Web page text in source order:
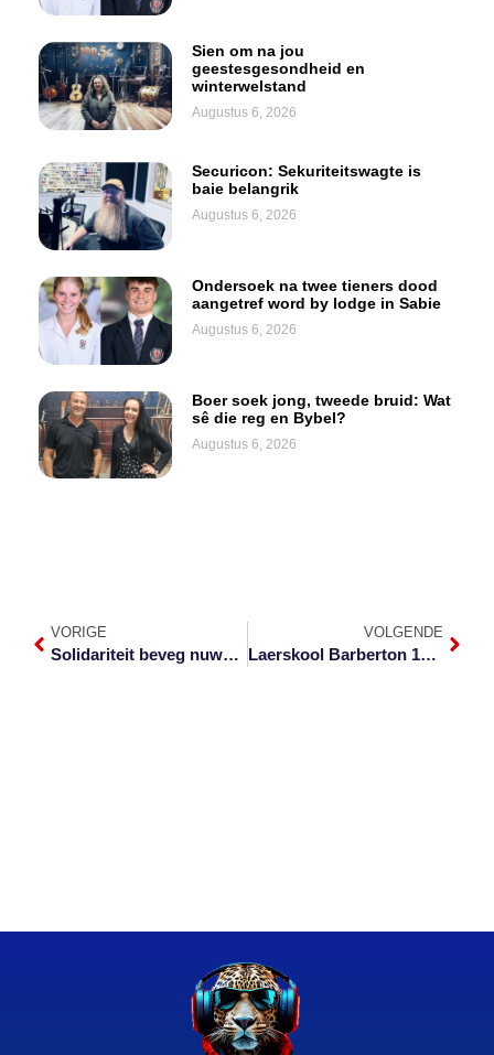
Sien om na jou
geestesgesondheid en
winterwelstand
Augustus 6, 2026
Securicon: Sekuriteitswagte is
baie belangrik
Augustus 6, 2026
Ondersoek na twee tieners dood
aangetref word by lodge in Sabie
Augustus 6, 2026
Boer soek jong, tweede bruid: Wat
sê die reg en Bybel?
Augustus 6, 2026
VORIGE
Solidariteit beveg nuwe Wet op Diensbillikheid
VOLGENDE
Laerskool Barberton 120 jaar oud vanjaar